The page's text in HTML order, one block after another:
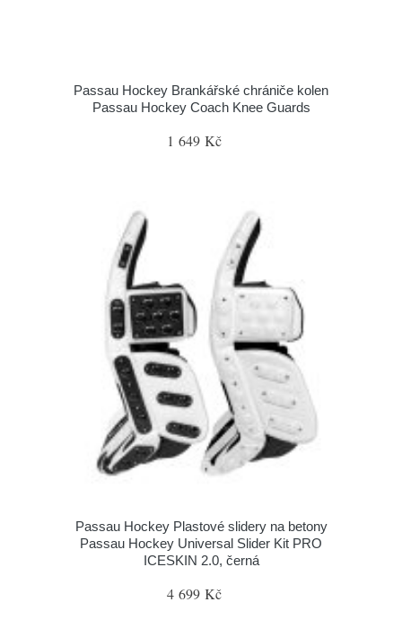
Passau Hockey Brankářské chrániče kolen
Passau Hockey Coach Knee Guards
1 649 Kč
Passau Hockey Plastové slidery na betony
Passau Hockey Universal Slider Kit PRO
ICESKIN 2.0, černá
4 699 Kč